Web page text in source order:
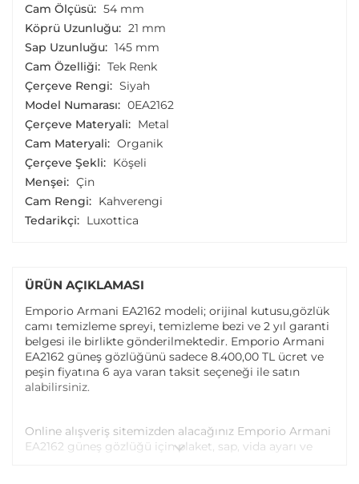
ÜRÜN AÇIKLAMASI
Emporio Armani EA2162 modeli; orijinal kutusu,gözlük
camı temizleme spreyi, temizleme bezi ve 2 yıl garanti
belgesi ile birlikte gönderilmektedir. Emporio Armani
EA2162 güneş gözlüğünü sadece 8.400,00 TL ücret ve
peşin fiyatına 6 aya varan taksit seçeneği ile satın
alabilirsiniz.
Online alışveriş sitemizden alacağınız Emporio Armani
EA2162 güneş gözlüğü için plaket, sap, vida ayarı ve
Cam Ölçüsü: 54 mm
Köprü Uzunluğu: 21 mm
Sap Uzunluğu: 145 mm
Cam Özelliği: Tek Renk
Çerçeve Rengi: Siyah
Model Numarası: 0EA2162
Çerçeve Materyali: Metal
Cam Materyali: Organik
Çerçeve Şekli: Köşeli
Menşei: Çin
Cam Rengi: Kahverengi
Tedarikçi: Luxottica